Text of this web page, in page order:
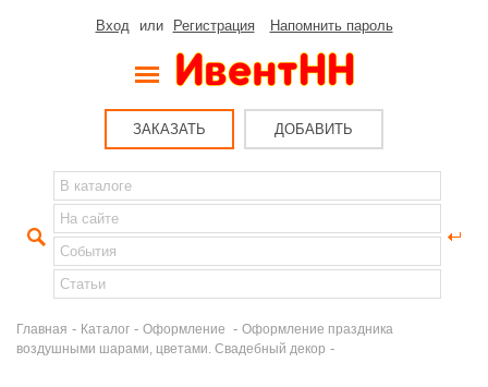
Вход или Регистрация Напомнить пароль
ЗАКАЗАТЬ ДОБАВИТЬ
Главная - Каталог - Оформление - Оформление праздника
воздушными шарами, цветами. Свадебный декор -